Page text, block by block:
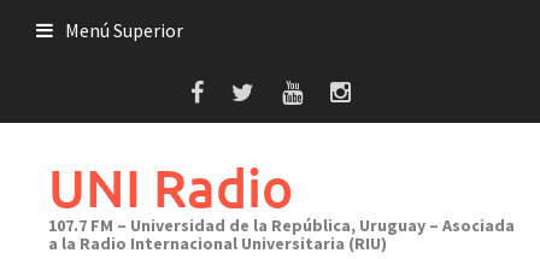
Menú Superior
UNI Radio
107.7 FM – Universidad de la República, Uruguay – Asociada
a la Radio Internacional Universitaria (RIU)